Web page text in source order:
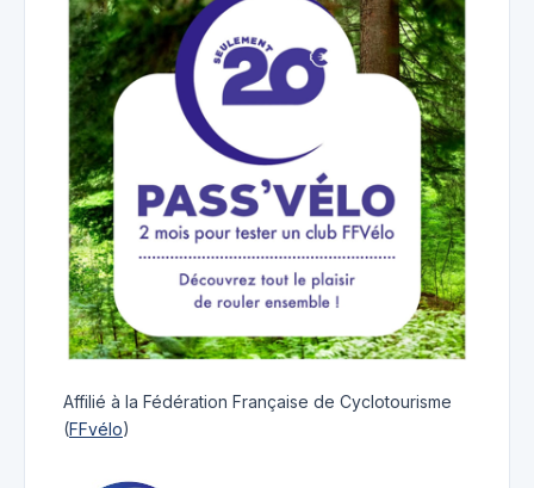
Affilié à la Fédération Française de Cyclotourisme
(FFvélo)